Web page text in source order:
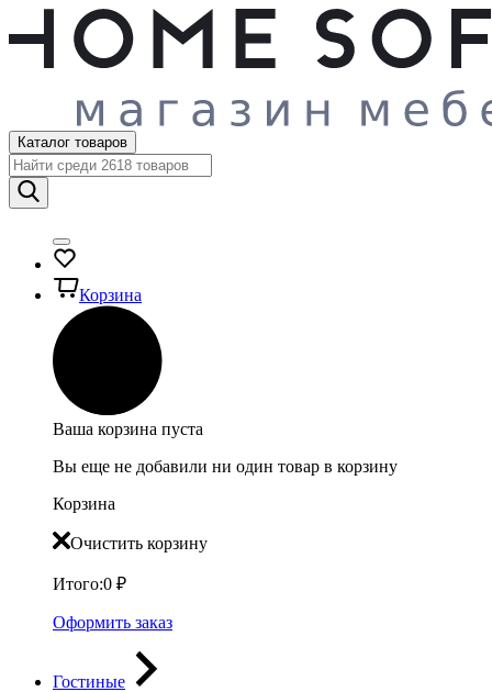
Каталог товаров
Корзина
Ваша корзина пуста
Вы еще не добавили ни один товар в корзину
Корзина
Очистить корзину
Итого:0 ₽
Оформить заказ
Гостиные